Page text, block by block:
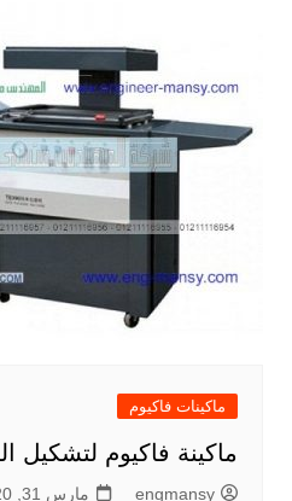
ماكينات فاكيوم
ماكينة فاكيوم لتشكيل
engmansy مارس 31, 2020